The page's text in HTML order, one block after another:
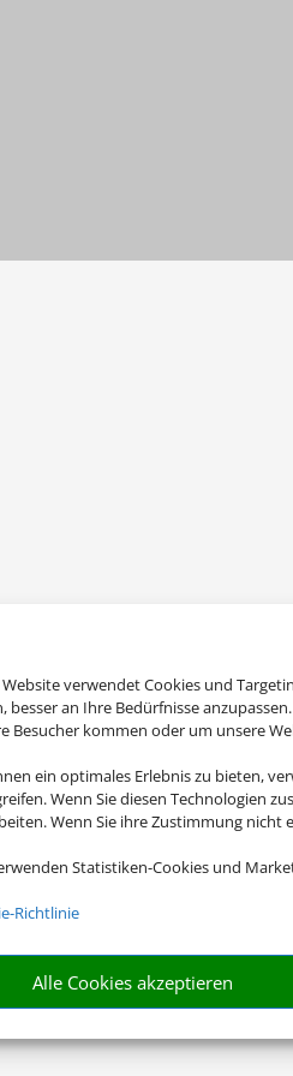
Website verwendet Cookies und
besser an Ihre Bedürfnisse
Besucher kommen oder um unsere
ein optimales Erlebnis zu bieten,
Wenn Sie diesen Technologien
Wenn Sie ihre Zustimmung
Statistiken-Cookies und
Richtlinie
Alle Cookies akzeptieren